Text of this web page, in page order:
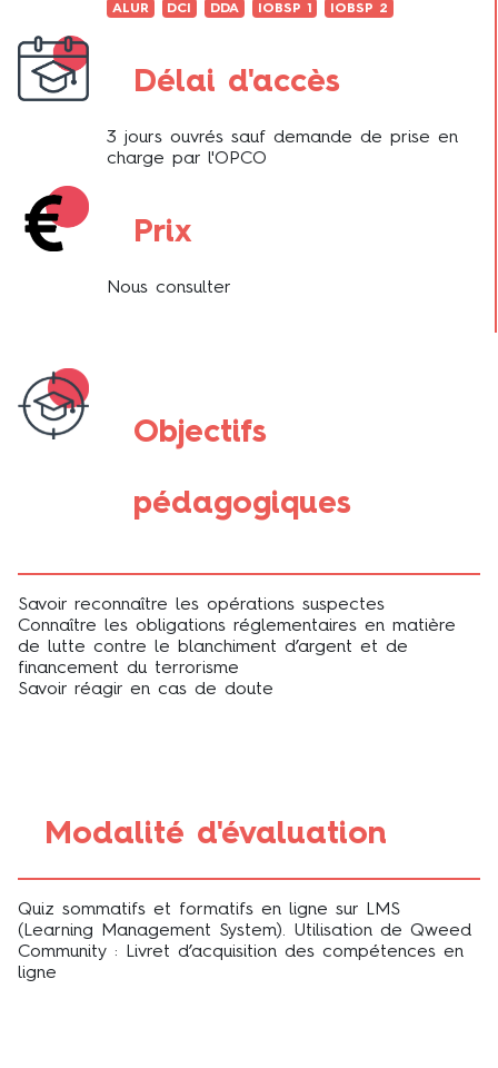
ALUR DCI DDA IOBSP 1 IOBSP 2
Délai d'accès
3 jours ouvrés sauf demande de prise en
charge par l'OPCO
Prix
Nous consulter
Objectifs
pédagogiques
Savoir reconnaître les opérations suspectes
Connaître les obligations réglementaires en matière
de lutte contre le blanchiment d’argent et de
financement du terrorisme
Savoir réagir en cas de doute
Modalité d'évaluation
Quiz sommatifs et formatifs en ligne sur LMS
(Learning Management System). Utilisation de Qweed
Community : Livret d’acquisition des compétences en
ligne